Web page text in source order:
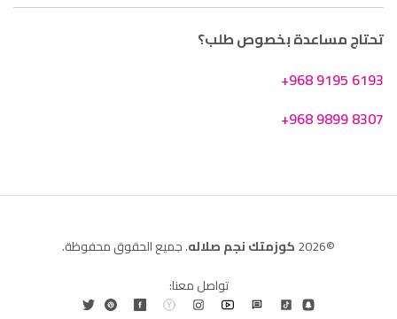
تحتاج مساعدة بخصوص طلب؟
+968 9195 6193
+968 9899 8307
©2026 كوزمتك نجم صلاله. جميع الحقوق محفوظة.
تواصل معنا: